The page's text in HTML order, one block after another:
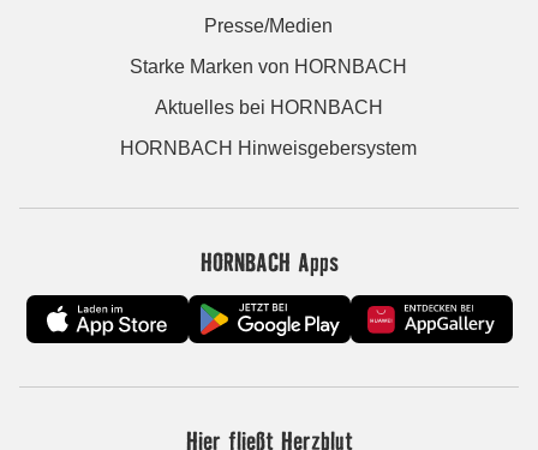
Presse/Medien
Starke Marken von HORNBACH
Aktuelles bei HORNBACH
HORNBACH Hinweisgebersystem
HORNBACH Apps
Hier fließt Herzblut